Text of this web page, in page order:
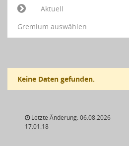
Aktuell
Gremium auswählen
Keine Daten gefunden.
Letzte Änderung: 06.08.2026
17:01:18